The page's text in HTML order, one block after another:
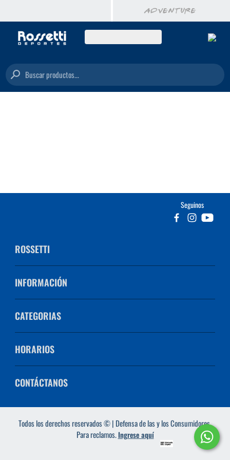
Buscar productos...
Seguinos
ROSSETTI
INFORMACIÓN
CATEGORIAS
HORARIOS
CONTÁCTANOS
Todos los derechos reservados © | Defensa de las y los Consumidores.
Para reclamos.Ingrese aquí